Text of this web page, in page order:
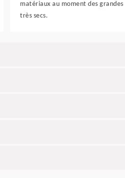
matériaux au moment des
très secs.